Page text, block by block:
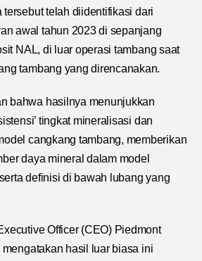
tersebut telah diidentifikasi dari
awal tahun 2023 di sepanjang
NAL, di luar operasi tambang saat
tambang yang direncanakan.
bahwa hasilnya menunjukkan
tingkat mineralisasi dan
cangkang tambang, memberikan
daya mineral dalam model
definisi di bawah lubang yang
Officer (CEO) Piedmont
hasil luar biasa ini